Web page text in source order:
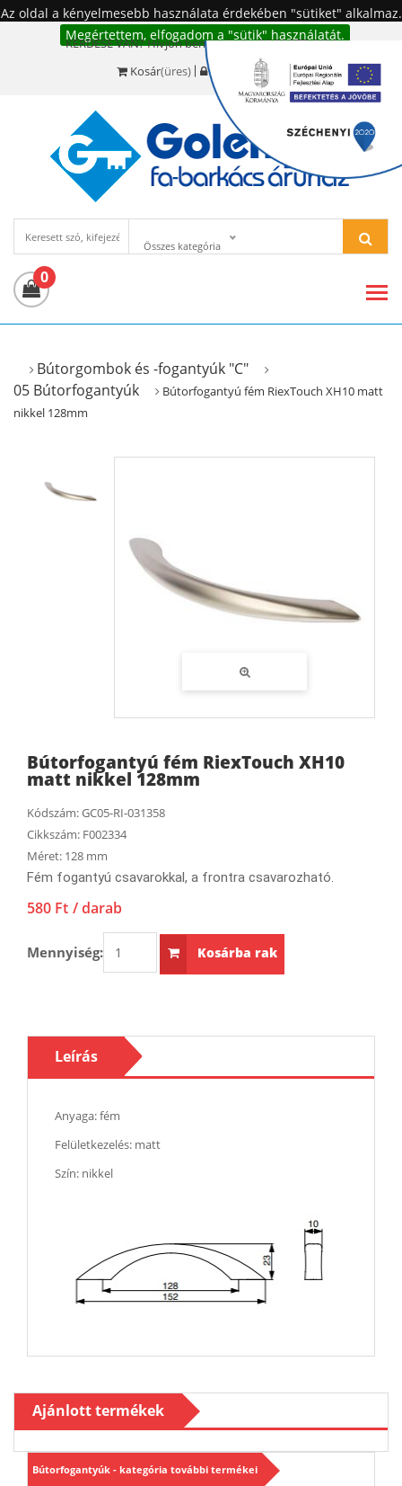
Az oldal a kényelmesebb használata érdekében "sütiket" alkalmaz.
Megértettem, elfogadom a "sütik" használatát.
KÉRDÉSE VAN? Hívjon bennünket!:+36 20 977-6494
Kosár(üres) Bejelentkezés
Összes kategória
0
Bútorgombok és -fogantyúk "C"
05 Bútorfogantyúk
Bútorfogantyú fém RiexTouch XH10 matt
nikkel 128mm
Bútorfogantyú fém RiexTouch XH10
matt nikkel 128mm
Kódszám:GC05-RI-031358
Cikkszám: F002334
Méret: 128 mm
Fém fogantyú csavarokkal, a frontra csavarozható.
580 Ft / darab
Mennyiség: Kosárba rak
Leírás
Anyaga: fém
Felületkezelés: matt
Szín: nikkel
Ajánlott termékek
Bútorfogantyúk - kategória további termékei